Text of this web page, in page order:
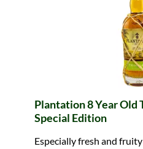
Plantation 8 Year Old
Special Edition
Especially fresh and